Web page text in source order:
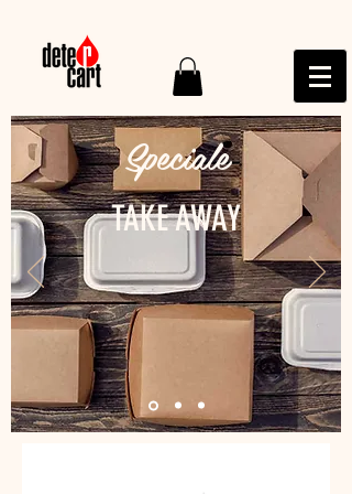
Speciale
TAKE AWAY